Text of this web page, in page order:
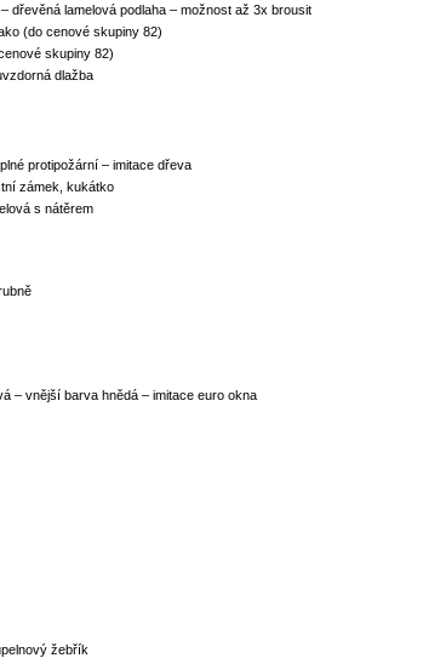
dřevěná lamelová podlaha – možnost až 3x brousit
(do cenové skupiny 82)
skupiny 82)
dlažba
protipožární – imitace dřeva
zámek, kukátko
s nátěrem
– vnější barva hnědá – imitace euro okna
žebřík